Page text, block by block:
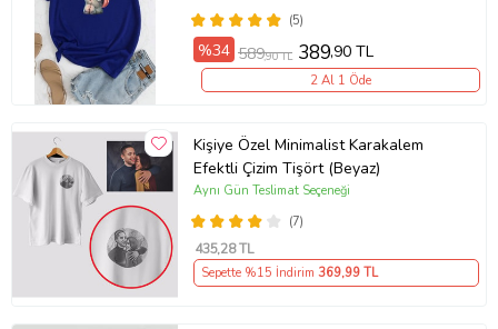
(5)
%34 589,90 TL 389,90 TL
2 Al 1 Öde
Kişiye Özel Minimalist Karakalem
Efektli Çizim Tişört (Beyaz)
(7)
Aynı Gün Teslimat Seçeneği
435,28 TL
Sepette %15 İndirim 369,99 TL